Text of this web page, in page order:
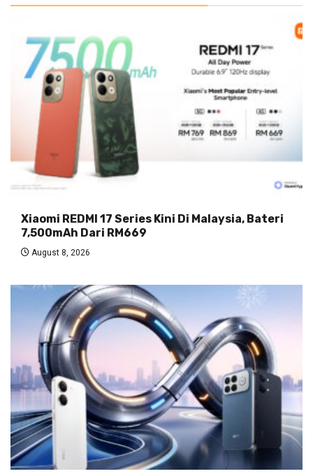
Xiaomi REDMI 17 Series Kini Di Malaysia, Bateri
7,500mAh Dari RM669
August 8, 2026